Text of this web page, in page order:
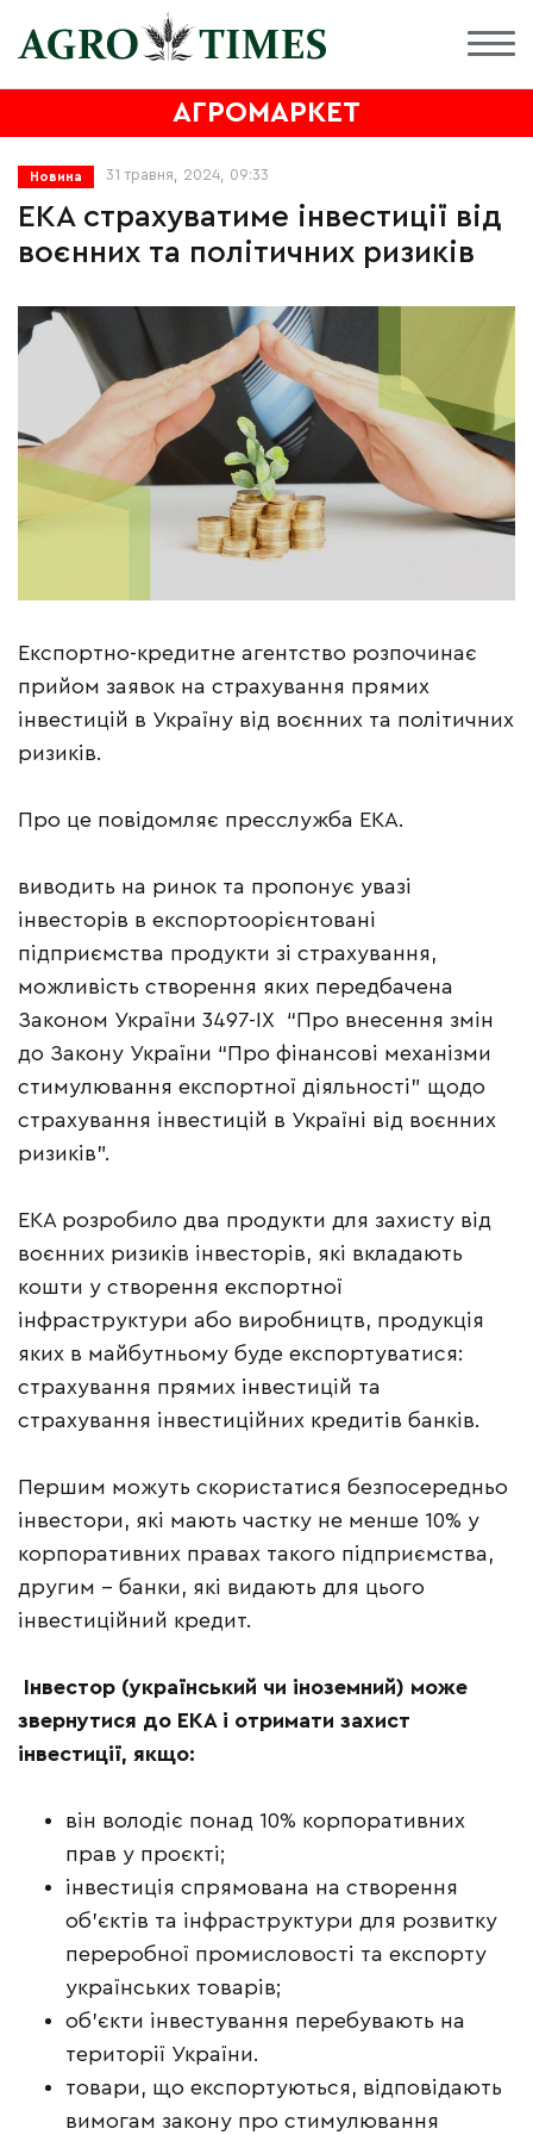
АГРОМАРКЕТ
Новина 31 травня, 2024, 09:33
ЕКА страхуватиме інвестиції від
воєнних та політичних ризиків
Експортно-кредитне агентство розпочинає
прийом заявок на страхування прямих
інвестицій в Україну від воєнних та політичних
ризиків.
Про це повідомляє пресслужба ЕКА.
виводить на ринок та пропонує увазі
інвесторів в експортоорієнтовані
підприємства продукти зі страхування,
можливість створення яких передбачена
Законом України 3497-IX “Про внесення змін
до Закону України “Про фінансові механізми
стимулювання експортної діяльності” щодо
страхування інвестицій в Україні від воєнних
ризиків”.
ЕКА розробило два продукти для захисту від
воєнних ризиків інвесторів, які вкладають
кошти у створення експортної
інфраструктури або виробництв, продукція
яких в майбутньому буде експортуватися:
страхування прямих інвестицій та
страхування інвестиційних кредитів банків.
Першим можуть скористатися безпосередньо
інвестори, які мають частку не менше 10% у
корпоративних правах такого підприємства,
другим – банки, які видають для цього
інвестиційний кредит.
Інвестор (український чи іноземний) може
звернутися до ЕКА і отримати захист
інвестиції, якщо:
він володіє понад 10% корпоративних
прав у проєкті;
інвестиція спрямована на створення
об’єктів та інфраструктури для розвитку
переробної промисловості та експорту
українських товарів;
об’єкти інвестування перебувають на
території України.
товари, що експортуються, відповідають
вимогам закону про стимулювання